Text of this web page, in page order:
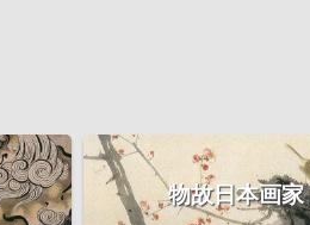
物故日本画家